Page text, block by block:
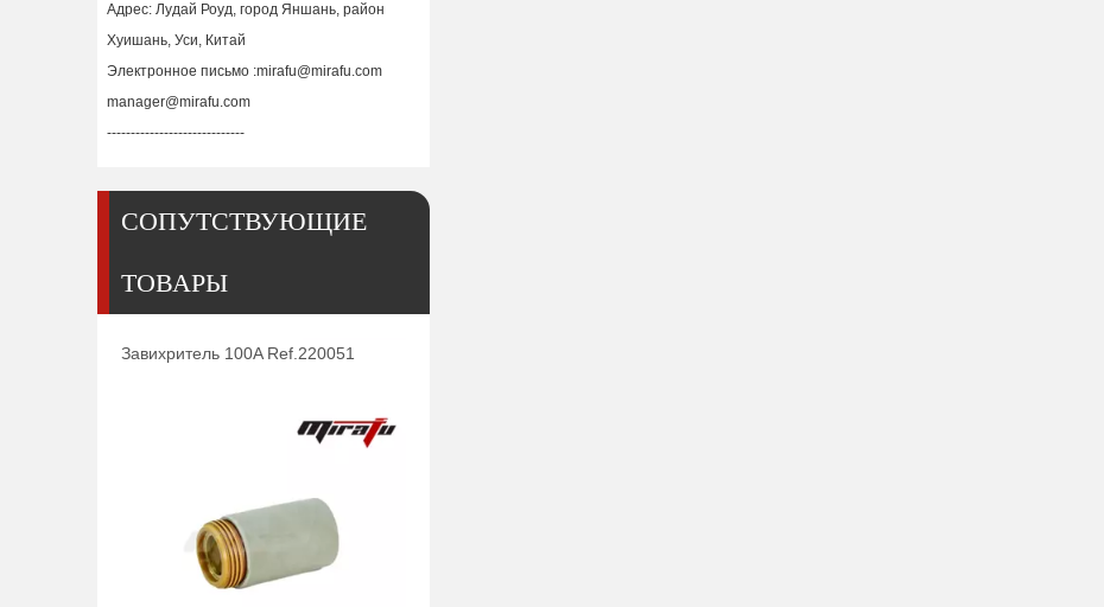
Адрес: Лудай Роуд, город Яншань, район
Хуишань, Уси, Китай
Электронное письмо :mirafu@mirafu.com
manager@mirafu.com
-----------------------------
СОПУТСТВУЮЩИЕ
ТОВАРЫ
Завихритель 100A Ref.220051